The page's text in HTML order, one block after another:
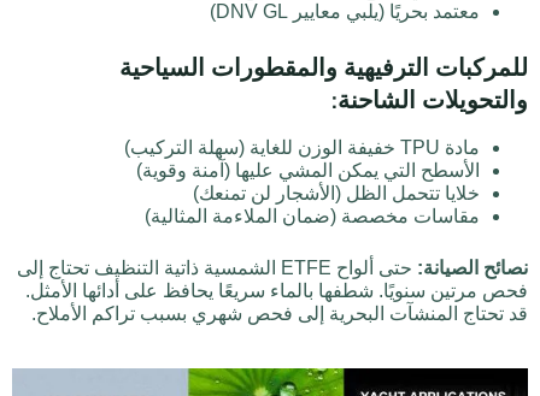
معتمد بحريًا (يلبي معايير DNV GL)
للمركبات الترفيهية والمقطورات السياحية
والتحويلات الشاحنة:
مادة TPU خفيفة الوزن للغاية (سهلة التركيب)
الأسطح التي يمكن المشي عليها (آمنة وقوية)
خلايا تتحمل الظل (الأشجار لن تمنعك)
مقاسات مخصصة (ضمان الملاءمة المثالية)
نصائح الصيانة:
حتى ألواح ETFE الشمسية ذاتية التنظيف تحتاج إلى
فحص مرتين سنويًا. شطفها بالماء سريعًا يحافظ على أدائها الأمثل.
قد تحتاج المنشآت البحرية إلى فحص شهري بسبب تراكم الأملاح.